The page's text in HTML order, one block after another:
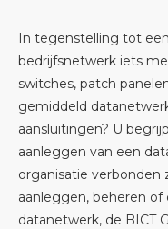
In tegenstelling tot
bedrijfsnetwerk iets
switches, patch
gemiddeld
aansluitingen? U
aanleggen van een
organisatie
aanleggen, beheren
datanetwerk, de BICT